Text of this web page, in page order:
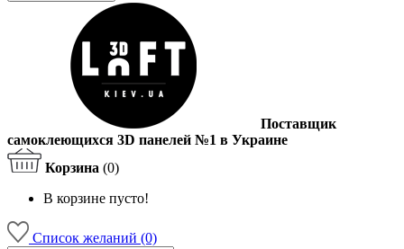
Поставщик
самоклеющихся 3D панелей №1 в Украине
Корзина (0)
В корзине пусто!
Список желаний (0)